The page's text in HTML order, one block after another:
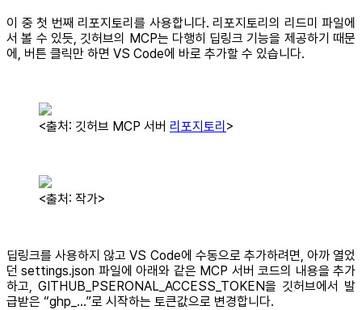
이 중 첫 번째 리포지토리를 사용합니다. 리포지토리의 리드미 파일에
서 볼 수 있듯, 깃허브의 MCP는 다행히 딥링크 기능을 제공하기 때문
에, 버튼 클릭만 하면 VS Code에 바로 추가할 수 있습니다.
<출처: 깃허브 MCP 서버 리포지토리 >
<출처: 작가>
딥링크를 사용하지 않고 VS Code에 수동으로 추가하려면, 아까 열었
던 settings.json 파일에 아래와 같은 MCP 서버 코드의 내용을 추가
하고, GITHUB_PSERONAL_ACCESS_TOKEN을 깃허브에서 발
급받은 “ghp_…”로 시작하는 토큰값으로 변경합니다.